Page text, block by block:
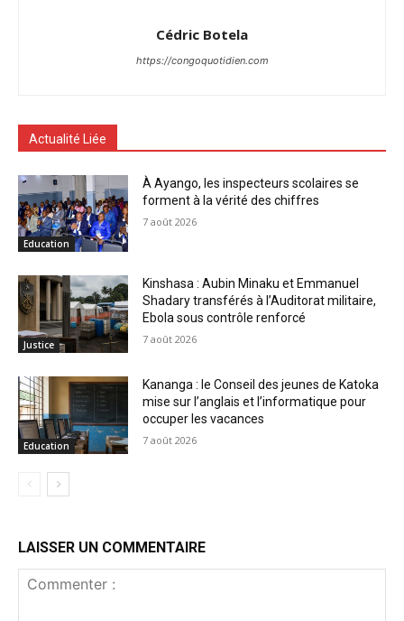
Cédric Botela
https://congoquotidien.com
Actualité Liée
Education
À Ayango, les inspecteurs scolaires se
forment à la vérité des chiffres
7 août 2026
Justice
Kinshasa : Aubin Minaku et Emmanuel
Shadary transférés à l’Auditorat militaire,
Ebola sous contrôle renforcé
7 août 2026
Education
Kananga : le Conseil des jeunes de Katoka
mise sur l’anglais et l’informatique pour
occuper les vacances
7 août 2026
LAISSER UN COMMENTAIRE